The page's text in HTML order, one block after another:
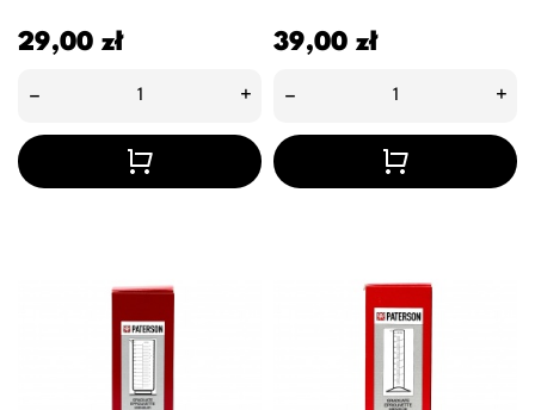
Cena
29,00 zł
– +
Cena
39,00 zł
– +